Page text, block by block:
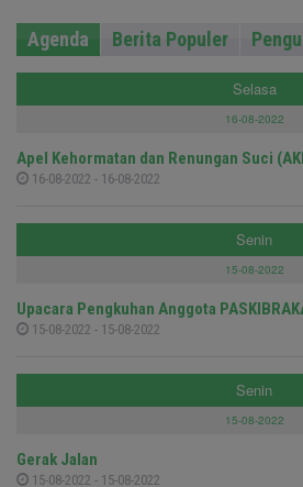
Agenda Berita Populer
Selasa
16-08-2022
Apel Kehormatan dan Renungan Suci
16-08-2022 - 16-08-2022
Senin
15-08-2022
Upacara Pengkuhan Anggota
15-08-2022 - 15-08-2022
Senin
15-08-2022
Gerak Jalan
15-08-2022 - 15-08-2022